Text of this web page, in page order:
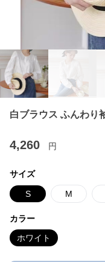
白ブラウス ふんわり
4,260 円
サイズ
S M
カラー
ホワイト